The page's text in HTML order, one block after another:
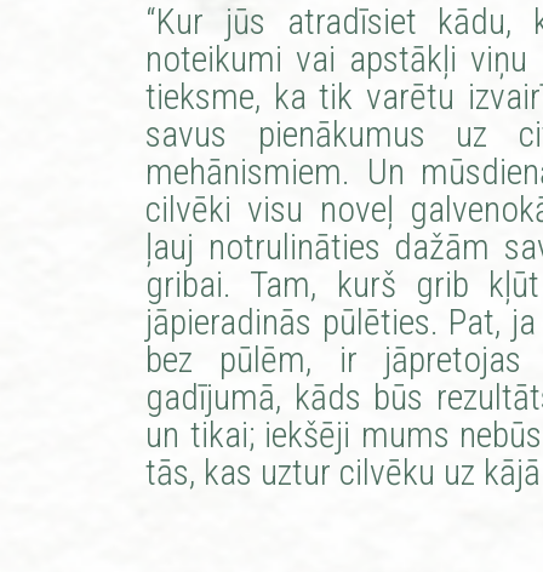
“Kur jūs atradīsiet kādu,
noteikumi vai apstākļi viņu
tieksme, ka tik varētu
savus pienākumus uz
mehānismiem. Un
cilvēki visu noveļ
ļauj notrulināties dažām
gribai. Tam, kurš grib
jāpieradinās pūlēties. Pat,
bez pūlēm, ir
gadījumā, kāds būs
un tikai; iekšēji mums
tās, kas uztur cilvēku uz